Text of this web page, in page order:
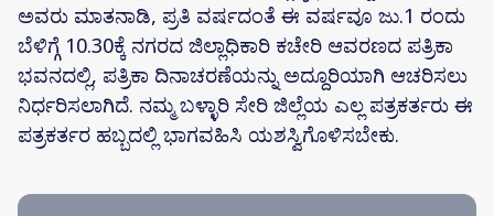
ಅವರು ಮಾತನಾಡಿ, ಪ್ರತಿ ವರ್ಷದಂತೆ ಈ ವರ್ಷವೂ ಜು.1 ರಂದು
ಬೆಳಿಗ್ಗೆ 10.30ಕ್ಕೆ ನಗರದ ಜಿಲ್ಲಾಧಿಕಾರಿ ಕಚೇರಿ ಆವರಣದ ಪತ್ರಿಕಾ
ಭವನದಲ್ಲಿ, ಪತ್ರಿಕಾ ದಿನಾಚರಣೆಯನ್ನು ಅದ್ದೂರಿಯಾಗಿ ಆಚರಿಸಲು
ನಿರ್ಧರಿಸಲಾಗಿದೆ. ನಮ್ಮ ಬಳ್ಳಾರಿ ಸೇರಿ ಜಿಲ್ಲೆಯ ಎಲ್ಲ ಪತ್ರಕರ್ತರು ಈ
ಪತ್ರಕರ್ತರ ಹಬ್ಬದಲ್ಲಿ ಭಾಗವಹಿಸಿ ಯಶಸ್ವಿಗೊಳಿಸಬೇಕು.